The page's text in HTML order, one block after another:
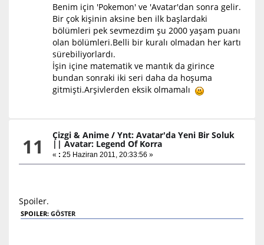
Benim için 'Pokemon' ve 'Avatar'dan sonra gelir.
Bir çok kişinin aksine ben ilk başlardaki
bölümleri pek sevmezdim şu 2000 yaşam puanı
olan bölümleri.Belli bir kuralı olmadan her kartı
sürebiliyorlardı.
İşin içine matematik ve mantık da girince
bundan sonraki iki seri daha da hoşuma
gitmişti.Arşivlerden eksik olmamalı
11 Çizgi & Anime /Ynt: Avatar'da Yeni Bir Soluk
|| Avatar: Legend Of Korra
« : 25 Haziran 2011, 20:33:56 »
Spoiler.
SPOILER: GÖSTER